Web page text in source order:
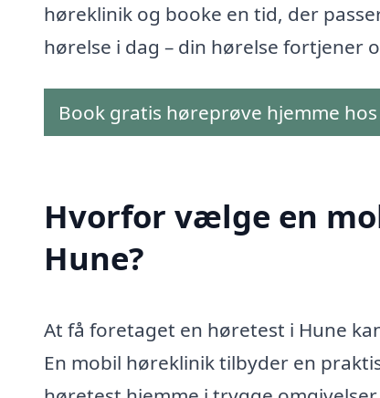
høreklinik og booke en tid, der
hørelse i dag – din hørelse fortjener
Book gratis høreprøve hjemme
Hvorfor vælge en
Hune?
At få foretaget en høretest i Hune
En mobil høreklinik tilbyder en